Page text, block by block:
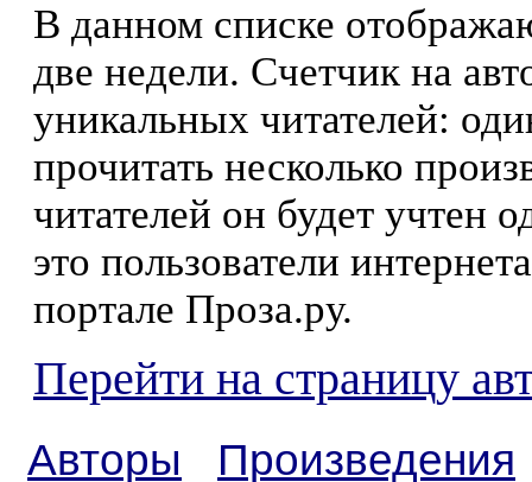
В данном списке
две недели. Счетчик на
уникальных читателей:
прочитать несколько
читателей он будет учтен
это пользователи
портале Проза.ру.
Перейти на страницу
Авторы
Произведения